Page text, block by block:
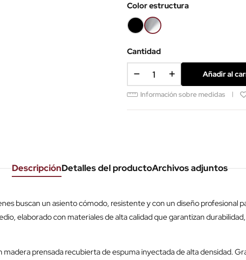
Color estructura
NegroCromo
Cantidad
Añadir al
Información sobre medidas
DescripciónDetalles del productoArchivos adjuntos
buscan un asiento cómodo, resistente y con un diseño profesional
elaborado con materiales de alta calidad que garantizan
prensada recubierta de espuma inyectada de alta densidad.